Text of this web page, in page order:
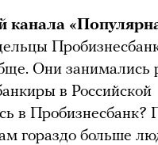
Они занимались
в Российской
в Пробизнесбанк?
гораздо больше